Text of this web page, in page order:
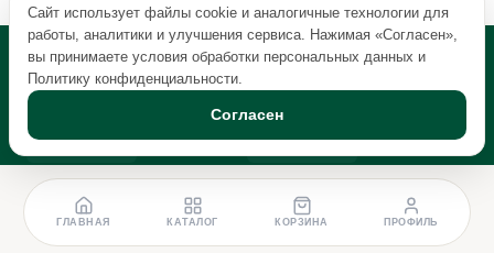
ГЛАВНАЯ КАТАЛОГ КОРЗИНА ПРОФИЛЬ
Сайт использует файлы cookie и аналогичные технологии для
работы, аналитики и улучшения сервиса. Нажимая «Согласен»,
вы принимаете условия обработки персональных данных и
Политику конфиденциальности.
Согласен